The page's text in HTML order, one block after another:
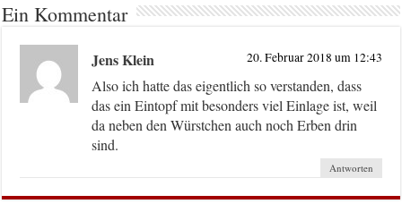
Ein Kommentar
Jens Klein 20. Februar 2018 um 12:43
Also ich hatte das eigentlich so verstanden, dass
das ein Eintopf mit besonders viel Einlage ist, weil
da neben den Würstchen auch noch Erben drin
sind.
Antworten